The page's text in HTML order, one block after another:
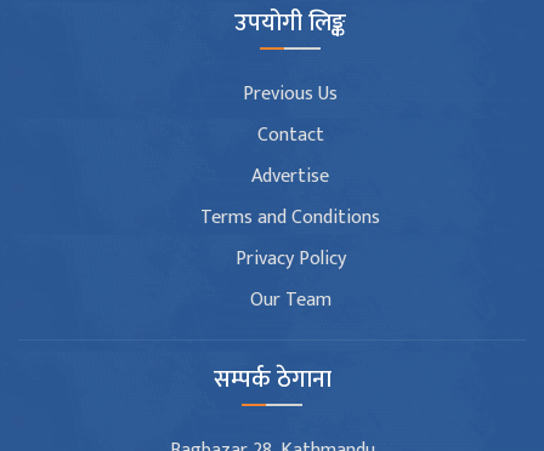
उपयोगी लिङ्क
Previous Us
Contact
Advertise
Terms and Conditions
Privacy Policy
Our Team
सम्पर्क ठेगाना